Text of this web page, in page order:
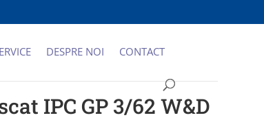
DESPRE NOI CONTACT
IPC GP 3/62 W&D